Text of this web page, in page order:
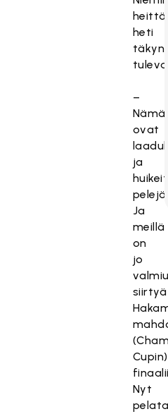
heittää
heti
täkyn
–
Nämä
ovat
ja
pelejä.
Ja
meillä
on
jo
siirtyä
Cupin)
Nyt